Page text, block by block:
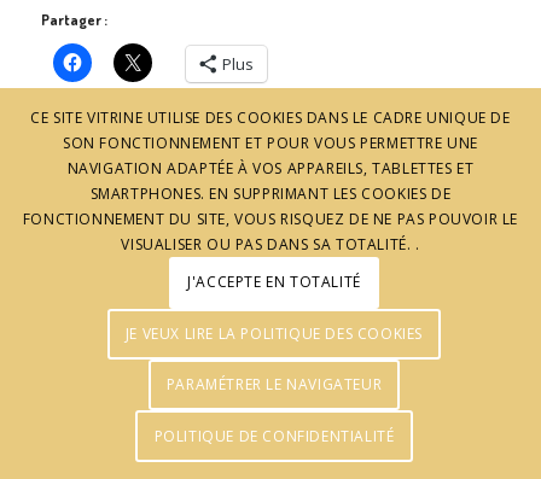
Partager :
Plus
CE SITE VITRINE UTILISE DES COOKIES DANS LE CADRE UNIQUE DE
SON FONCTIONNEMENT ET POUR VOUS PERMETTRE UNE
NAVIGATION ADAPTÉE À VOS APPAREILS, TABLETTES ET
SMARTPHONES. EN SUPPRIMANT LES COOKIES DE
FONCTIONNEMENT DU SITE, VOUS RISQUEZ DE NE PAS POUVOIR LE
VISUALISER OU PAS DANS SA TOTALITÉ. .
J'ACCEPTE EN TOTALITÉ
JE VEUX LIRE LA POLITIQUE DES COOKIES
PARAMÉTRER LE NAVIGATEUR
POLITIQUE DE CONFIDENTIALITÉ